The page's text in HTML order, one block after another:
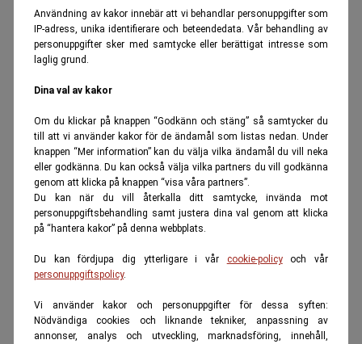
Användning av kakor innebär att vi behandlar personuppgifter som
IP-adress, unika identifierare och beteendedata. Vår behandling av
personuppgifter sker med samtycke eller berättigat intresse som
laglig grund.
Dina val av kakor
Om du klickar på knappen “Godkänn och stäng” så samtycker du
till att vi använder kakor för de ändamål som listas nedan. Under
knappen “Mer information” kan du välja vilka ändamål du vill neka
eller godkänna. Du kan också välja vilka partners du vill godkänna
genom att klicka på knappen “visa våra partners”.
Du kan när du vill återkalla ditt samtycke, invända mot
personuppgiftsbehandling samt justera dina val genom att klicka
på “hantera kakor” på denna webbplats.
Du kan fördjupa dig ytterligare i vår cookie-policyoch vår
personuppgiftspolicy.
Vi använder kakor och personuppgifter för dessa syften:
Nödvändiga cookies och liknande tekniker, anpassning av
annonser, analys och utveckling, marknadsföring, innehåll,